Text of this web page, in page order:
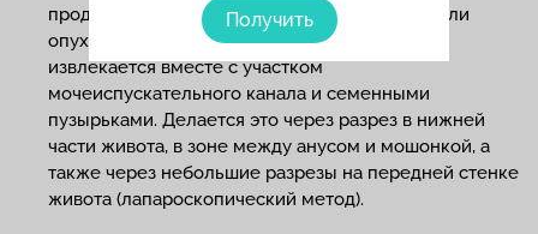
Получить
продолжительностью жизни более 10 лет. Если
опухоль не вышла за пределы капсулы, орган
извлекается вместе с участком
мочеиспускательного канала и семенными
пузырьками. Делается это через разрез в нижней
части живота, в зоне между анусом и мошонкой, а
также через небольшие разрезы на передней стенке
живота (лапароскопический метод).